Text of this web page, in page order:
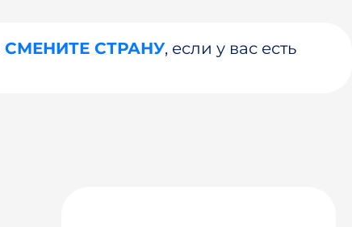
СМЕНИТЕ СТРАНУ, если у вас есть